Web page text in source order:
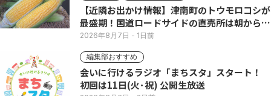
【近隣お出かけ情報】津南町のトウモロコシが
最盛期！国道ロードサイドの直売所は朝から長
い列
2026年8月7日 - 1日前
編集部おすすめ
会いに行けるラジオ「まちスタ」スタート！
初回は11日(火･祝) 公開生放送